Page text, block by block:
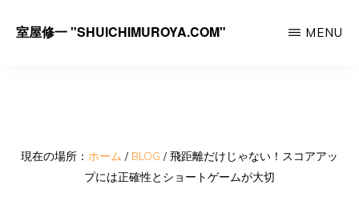
室屋修一 "SHUICHIMUROYA.COM"
ー
MENU
現在の場所： ホーム / BLOG / 飛距離だけじゃない！スコアアッ
プには正確性とショートゲームが大切